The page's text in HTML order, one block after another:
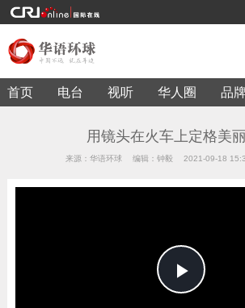
首页 电台 视听 华人圈 品
用镜头在火车上定格美
来源：华语环球 编辑：钟毅 2021-09-18
Play